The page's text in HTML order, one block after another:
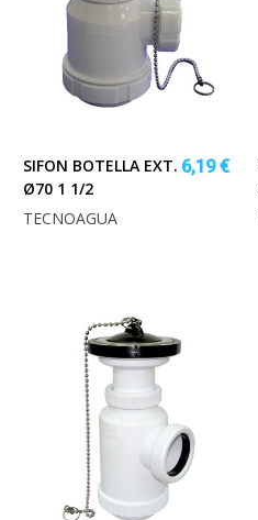
SIFON BOTELLA EXT.
Ø70 1 1/2
6,19 €
TECNOAGUA